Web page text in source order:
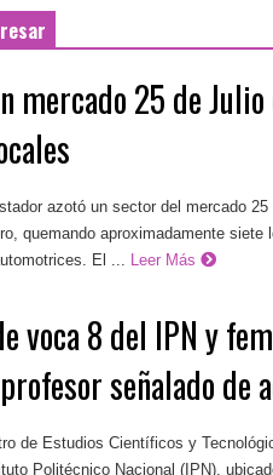
mercado 25 de Julio
azotó un sector del mercado
quemando aproximadamente siete
El ...
Leer Más
voca 8 del IPN y
señalado de
de Estudios Científicos y
Politécnico Nacional (IPN),